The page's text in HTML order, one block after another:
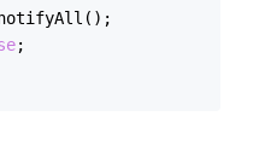
All() ;
;